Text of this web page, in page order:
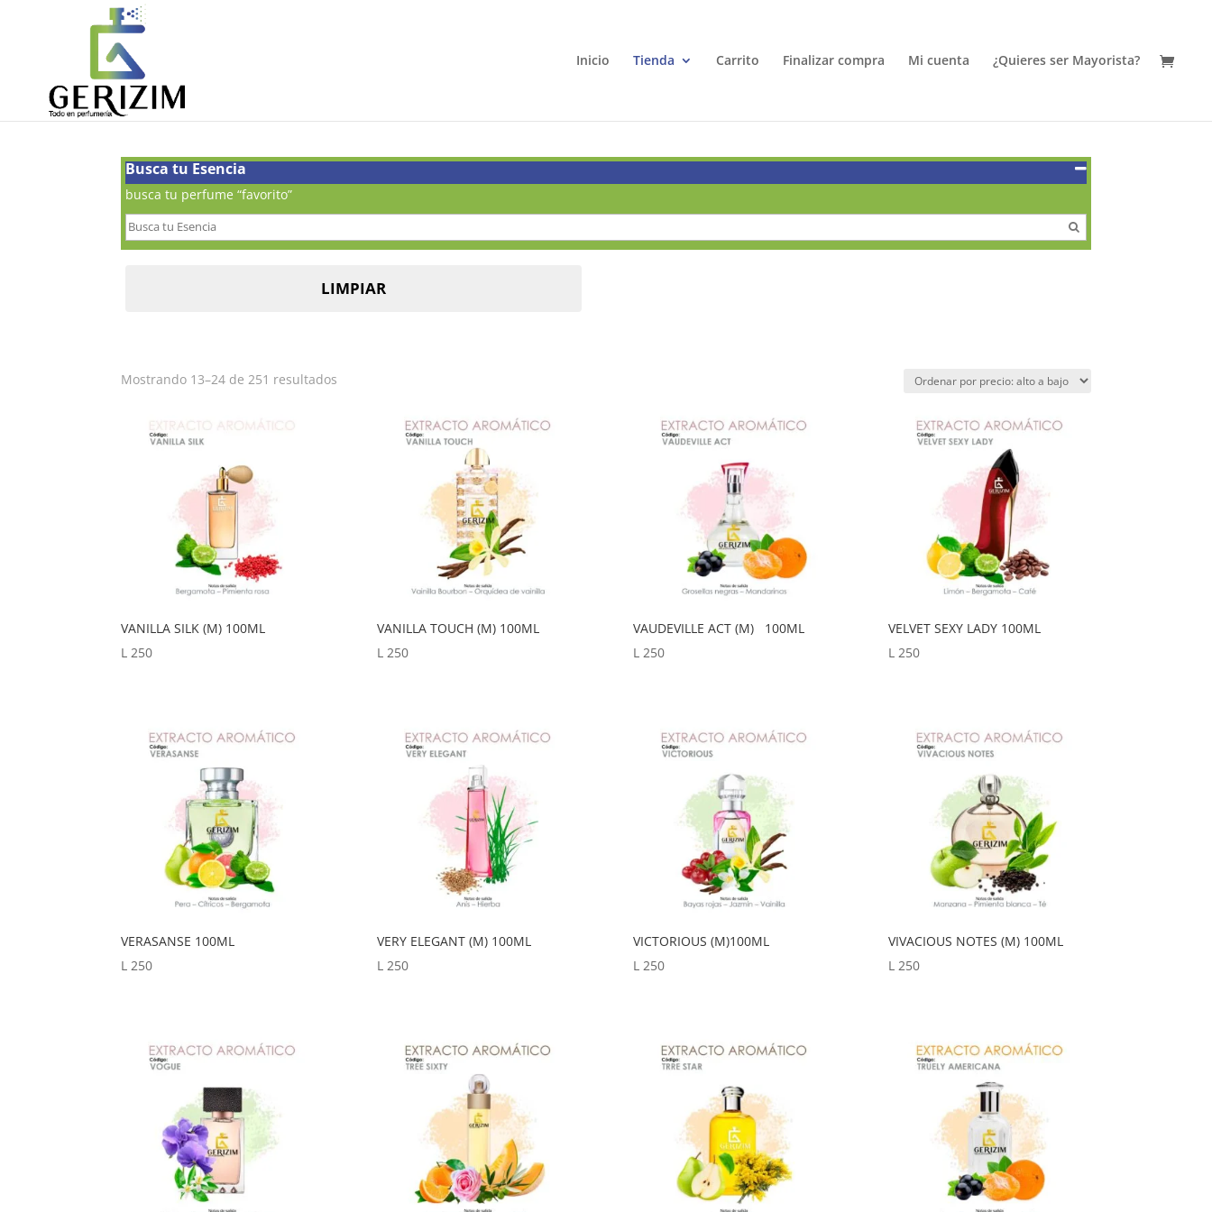
Inicio Tienda Carrito Finalizar compra Mi cuenta ¿Quieres ser Mayorista?
Busca tu Esencia
busca tu perfume “favorito”
LIMPIAR
Mostrando 13–24 de 251 resultados
VANILLA SILK (M) 100ML
L 250
VANILLA TOUCH (M) 100ML
L250
VAUDEVILLE ACT (M) 100ML
L250
VELVET SEXY LADY 100ML
L 250
VERASANSE 100ML
L 250
VERY ELEGANT (M) 100ML
L 250
VICTORIOUS (M)100ML
L 250
VIVACIOUS NOTES (M) 100ML
L 250